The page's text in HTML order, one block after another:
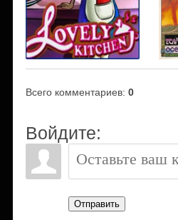
Всего комментариев: 0
Войдите:
Отправить